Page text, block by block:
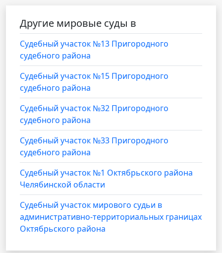
Другие мировые суды в
Судебный участок №13 Пригородного
судебного района
Судебный участок №15 Пригородного
судебного района
Судебный участок №32 Пригородного
судебного района
Судебный участок №33 Пригородного
судебного района
Судебный участок №1 Октябрьского района
Челябинской области
Судебный участок мирового судьи в
административно-территориальных границах
Октябрьского района